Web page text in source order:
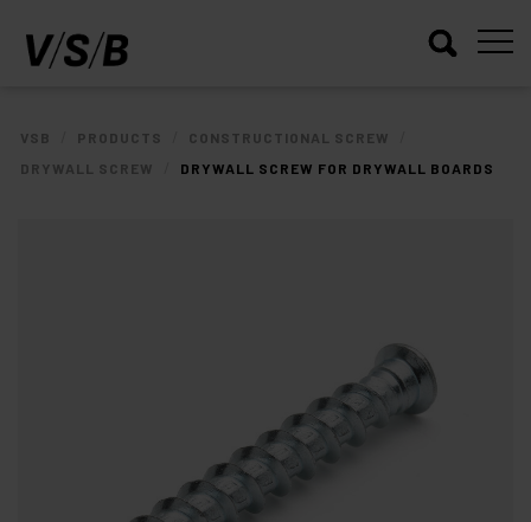
VSB PRODUCTS CONSTRUCTIONAL SCREW
DRYWALL SCREW DRYWALL SCREW FOR DRYWALL BOARDS